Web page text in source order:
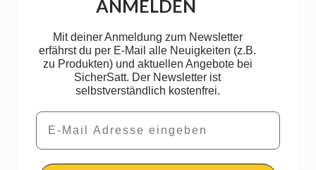
ANMELDEN
Mit deiner Anmeldung zum Newsletter
erfährst du per E-Mail alle Neuigkeiten (z.B.
zu Produkten) und aktuellen Angebote bei
SicherSatt. Der Newsletter ist
selbstverständlich kostenfrei.
Email